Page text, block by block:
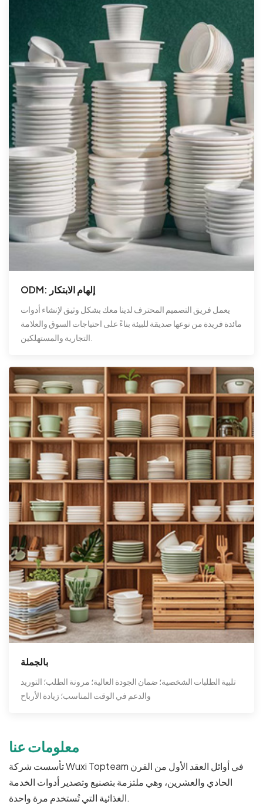
ODM: إلهام الابتكار
يعمل فريق التصميم المحترف لدينا معك بشكل وثيق لإنشاء أدوات
مائدة فريدة من نوعها صديقة للبيئة بناءً على احتياجات السوق والعلامة
بالجملة
تلبية الطلبات الشخصية؛ ضمان الجودة العالية؛ مرونة الطلب؛ التوريد
والدعم في الوقت المناسب؛ زيادة الأرباح
معلومات عنا
تأسست شركة Wuxi Topteam في أوائل العقد الأول من القرن
الحادي والعشرين، وهي ملتزمة بتصنيع وتصدير أدوات الخدمة
الغذائية التي تُستخدم مرة واحدة.